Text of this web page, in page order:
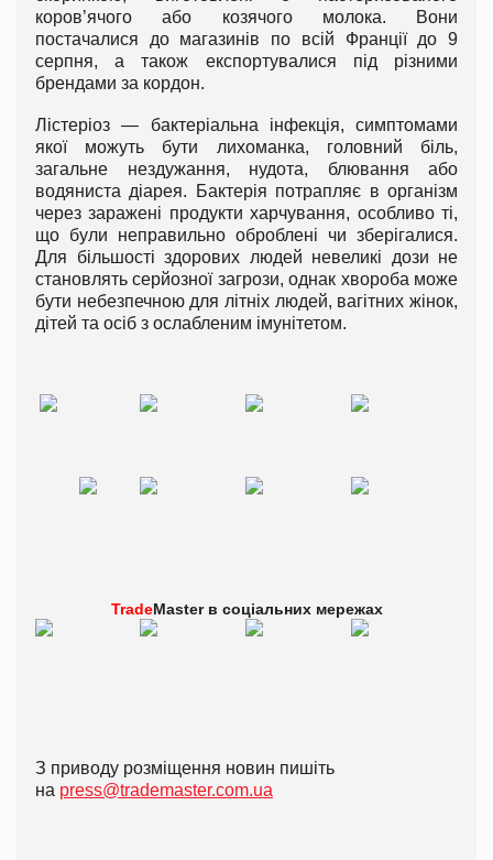
коров’ячого або козячого молока. Вони
постачалися до магазинів по всій Франції до 9
серпня, а також експортувалися під різними
брендами за кордон.
Лістеріоз — бактеріальна інфекція, симптомами
якої можуть бути лихоманка, головний біль,
загальне нездужання, нудота, блювання або
водяниста діарея. Бактерія потрапляє в організм
через заражені продукти харчування, особливо ті,
що були неправильно оброблені чи зберігалися.
Для більшості здорових людей невеликі дози не
становлять серйозної загрози, однак хвороба може
бути небезпечною для літніх людей, вагітних жінок,
дітей та осіб з ослабленим імунітетом.
TradeMaster в соціальних мережах
З приводу розміщення новин пишіть
на press@trademaster.com.ua